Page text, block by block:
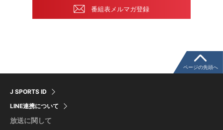
番組表メルマガ登録
J SPORTS ID
LINE連携について
放送に関して
ページの先頭へ